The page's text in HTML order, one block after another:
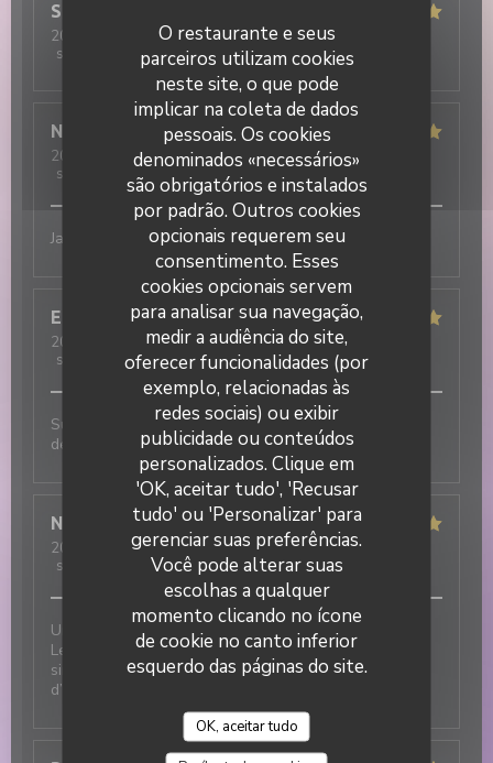
O restaurante e seus
parceiros utilizam cookies
neste site, o que pode
implicar na coleta de dados
pessoais. Os cookies
denominados «necessários»
são obrigatórios e instalados
por padrão. Outros cookies
opcionais requerem seu
consentimento. Esses
cookies opcionais servem
para analisar sua navegação,
medir a audiência do site,
oferecer funcionalidades (por
exemplo, relacionadas às
redes sociais) ou exibir
publicidade ou conteúdos
personalizados. Clique em
'OK, aceitar tudo', 'Recusar
tudo' ou 'Personalizar' para
gerenciar suas preferências.
Você pode alterar suas
escolhas a qualquer
momento clicando no ícone
de cookie no canto inferior
esquerdo das páginas do site.
OK, aceitar tudo
Stéphanie
2026-07-31
- 19:30 - guests 4
service
ambience: 5 /5 menu:5/5 quality_price
Nathan
2026-07-31- 20:15 - guests 3
service
ambience 5 /5 menu quality_price
Jamais déçu !! Excellent
Elisa
2026-07-31
- 19:30 - guests 3
service
/5 ambience: 5/5 menu:5/5 quality_price
Super ambiance, service impeccable et tout est
délicieux !!!
Nicolas
2026-07-31- 12:30 - guests 2
service
ambience: 5/5 menu:5/5 quality_price
Une excellente adresse italienne au cœur du village !
Les plats sont délicieux et le service est tout
simplement incroyable : chaleureux, attentionné et
d’une grande gentillesse.
DUETTO